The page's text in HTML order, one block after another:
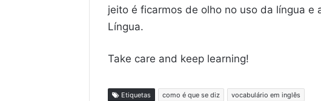
jeito é ficarmos de olho no uso da língua e
Língua.
Take care and keep learning!
Etiquetas como é que se diz vocabulário em inglês